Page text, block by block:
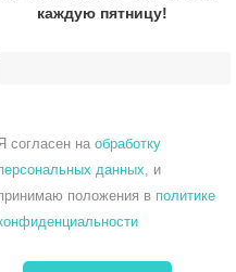
каждую пятницу!
согласен на обработку
данных , и
положения в политике